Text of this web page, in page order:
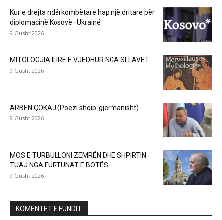
Kur e drejta ndërkombëtare hap një dritare për
diplomacinë Kosovë–Ukrainë
9 Gusht 2026
MITOLOGJIA ILIRE E VJEDHUR NGA SLLAVËT
9 Gusht 2026
ARBEN ÇOKAJ (Poezi shqip-gjermanisht)
9 Gusht 2026
MOS E TURBULLONI ZEMRËN DHE SHPIRTIN
TUAJ NGA FURTUNAT E BOTËS
9 Gusht 2026
KOMENTET E FUNDIT